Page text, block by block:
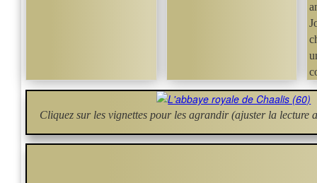
Cliquez sur les vignettes pour les agrandir (ajuster la lecture